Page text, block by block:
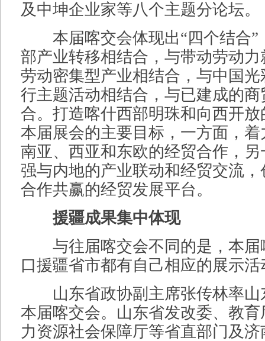
及中坤企业家等八个主题分论坛。
本届喀交会体现出“四个结合”
部产业转移相结合，与带动劳动
劳动密集型产业相结合，与中国
行主题活动相结合，与已建成的
合。打造喀什西部明珠和向西开
本届展会的主要目标，一方面，
南亚、西亚和东欧的经贸合作，
强与内地的产业联动和经贸交流
合作共赢的经贸发展平台。
援疆成果集中体现
与往届喀交会不同的是，本届
口援疆省市都有自己相应的展示活
山东省政协副主席张传林率山
本届喀交会。山东省发改委、教
力资源社会保障厅等省直部门及